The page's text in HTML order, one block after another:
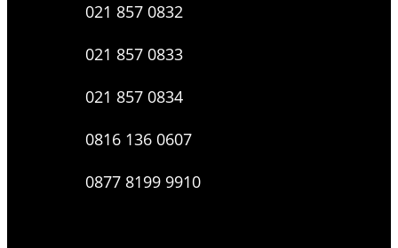
021 857 0832
021 857 0833
021 857 0834
0816 136 0607
0877 8199 9910